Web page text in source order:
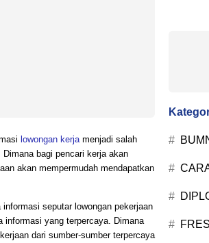
lowongan kerjamenjadi salah
bagi pencari kerja akan
akan mempermudah mendapatkan
seputar lowongan pekerjaan
informasi yang terpercaya. Dimana
dari sumber-sumber terpercaya